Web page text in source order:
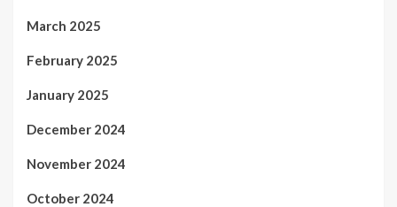
March 2025
February 2025
January 2025
December 2024
November 2024
October 2024